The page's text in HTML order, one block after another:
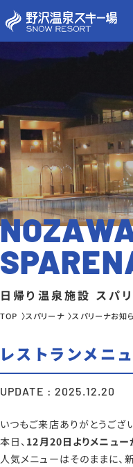
日帰り温泉施設 スパ
TOP スパリーナ スパリーナお知
レストランメニ
UPDATE : 2025.12.20
いつもご来店ありがとうござい
本日、 12月20日よりメニュー
人気メニューはそのままに、